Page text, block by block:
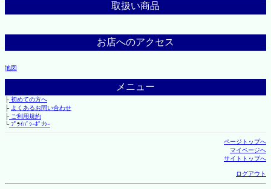
取扱い商品
お店へのアクセス
地図
メニュー
├初めての方へ
├ よくあるお問い合わせ
├ご利用規約
└ﾌﾟﾗｲﾊﾞｼｰﾎﾟﾘｼｰ
ページトップへ
マイページへ
サイトトップへ
ログアウト